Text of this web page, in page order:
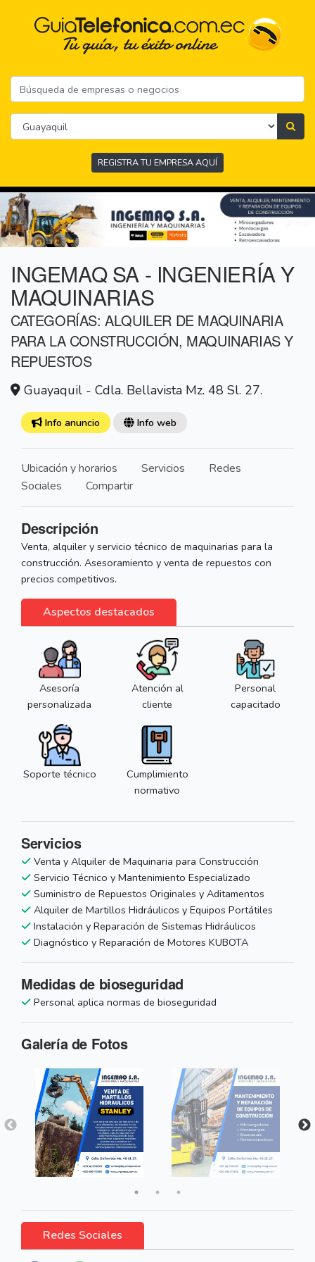
REGISTRA TU EMPRESA AQUÍ
INGEMAQ SA - INGENIERÍA Y
MAQUINARIAS
CATEGORÍAS: ALQUILER DE MAQUINARIA
PARA LA CONSTRUCCIÓN, MAQUINARIAS Y
REPUESTOS
Guayaquil - Cdla. Bellavista Mz. 48 Sl. 27.
Info anuncio Info web
Ubicación y horarios Servicios
Redes
Sociales
Compartir
Descripción
Venta, alquiler y servicio técnico de maquinarias para la
construcción. Asesoramiento y venta de repuestos con
precios competitivos.
Aspectos destacados
Asesoría
personalizada
Atención al
cliente
Personal
capacitado
Soporte técnico
Cumplimiento
normativo
Servicios
Venta y Alquiler de Maquinaria para Construcción
Servicio Técnico y Mantenimiento Especializado
Suministro de Repuestos Originales y Aditamentos
Alquiler de Martillos Hidráulicos y Equipos Portátiles
Instalación y Reparación de Sistemas Hidráulicos
Diagnóstico y Reparación de Motores KUBOTA
Medidas de bioseguridad
Personal aplica normas de bioseguridad
Galería de Fotos
Redes Sociales